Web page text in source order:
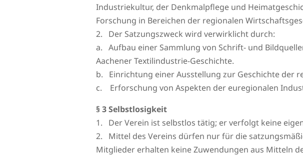
Industriekultur, der Denkmalpflege und
Forschung in Bereichen der regionalen
2. Der Satzungszweck wird verwirklicht durch:
a. Aufbau einer Sammlung von Schrift- und
Aachener Textilindustrie-Geschichte.
b. Einrichtung einer Ausstellung zur Geschichte der
c. Erforschung von Aspekten der euregionalen
§ 3 Selbstlosigkeit
1. Der Verein ist selbstlos tätig; er verfolgt keine
2. Mittel des Vereins dürfen nur für die
Mitglieder erhalten keine Zuwendungen aus Mitteln